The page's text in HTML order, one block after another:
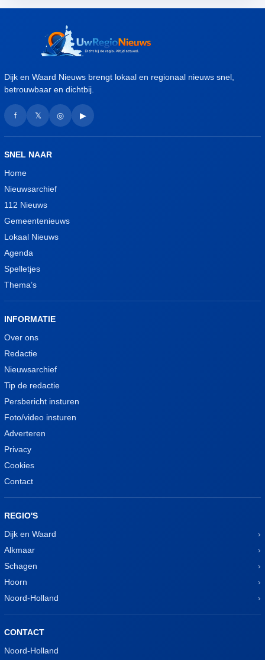
Dijk en Waard Nieuws brengt lokaal en regionaal nieuws snel,
betrouwbaar en dichtbij.
f 𝕏 ◎ ▶
SNEL NAAR
Home
Nieuwsarchief
112 Nieuws
Gemeentenieuws
Lokaal Nieuws
Agenda
Spelletjes
Thema’s
INFORMATIE
Over ons
Redactie
Nieuwsarchief
Tip de redactie
Persbericht insturen
Foto/video insturen
Adverteren
Privacy
Cookies
Contact
REGIO'S
Dijk en Waard
Alkmaar
Schagen
Hoorn
Noord-Holland
CONTACT
Noord-Holland